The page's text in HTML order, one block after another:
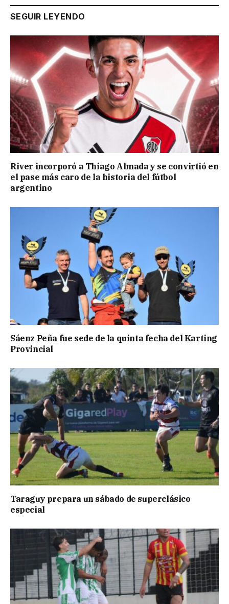
SEGUIR LEYENDO
River incorporó a Thiago Almada y se convirtió en
el pase más caro de la historia del fútbol
argentino
Sáenz Peña fue sede de la quinta fecha del Karting
Provincial
Taraguy prepara un sábado de superclásico
especial